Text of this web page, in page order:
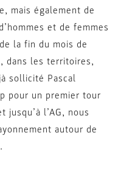
mais également de
et de femmes
la fin du mois de
dans les territoires,
sollicité Pascal
pour un premier tour
l’AG, nous
autour de